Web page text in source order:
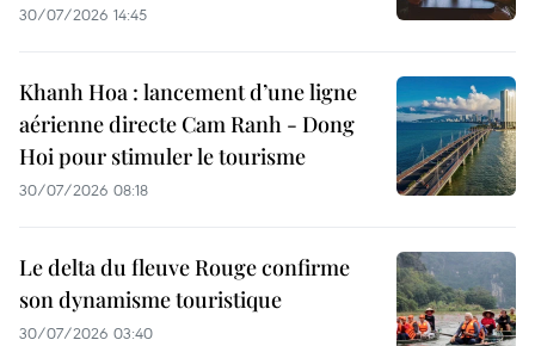
30/07/2026 14:45
Khanh Hoa : lancement d’une ligne
aérienne directe Cam Ranh - Dong
Hoi pour stimuler le tourisme
30/07/2026 08:18
Le delta du fleuve Rouge confirme
son dynamisme touristique
30/07/2026 03:40